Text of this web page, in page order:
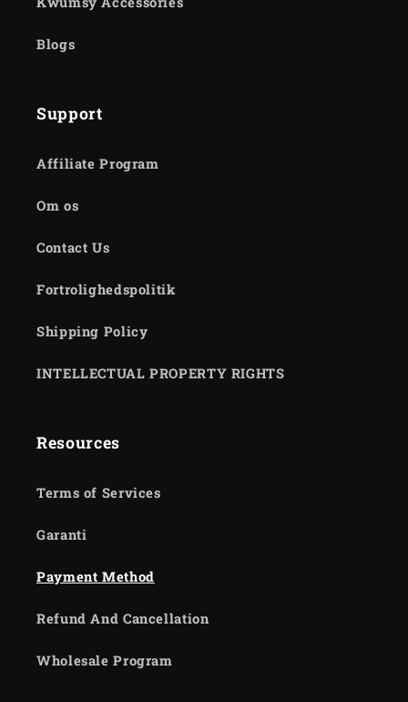
Blogs
Support
Affiliate Program
Om os
Contact Us
Fortrolighedspolitik
Shipping Policy
INTELLECTUAL PROPERTY RIGHTS
Resources
Terms of Services
Garanti
Payment Method
Refund And Cancellation
Wholesale Program